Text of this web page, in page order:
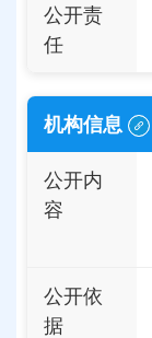
公开责
任
机构信息
公开内
容
公开依
据